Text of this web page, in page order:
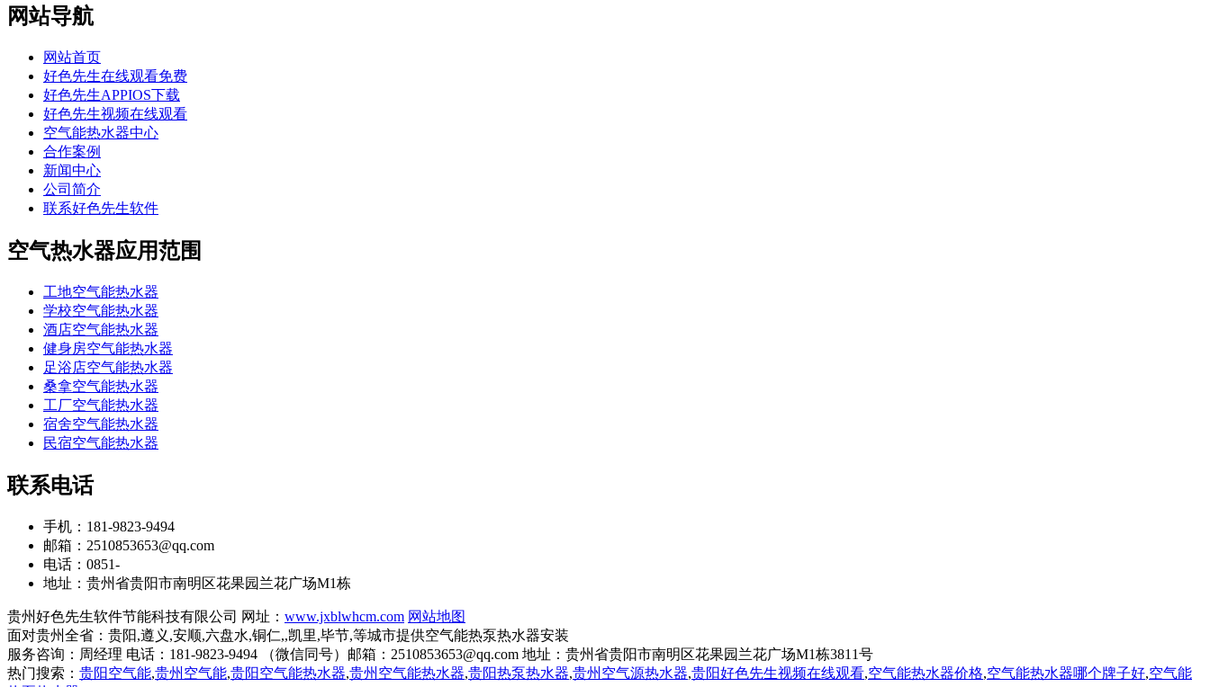
网站导航
网站首页
好色先生在线观看免费
好色先生APPIOS下载
好色先生视频在线观看
空气能热水器中心
合作案例
新闻中心
公司简介
联系好色先生软件
空气热水器应用范围
工地空气能热水器
学校空气能热水器
酒店空气能热水器
健身房空气能热水器
足浴店空气能热水器
桑拿空气能热水器
工厂空气能热水器
宿舍空气能热水器
民宿空气能热水器
联系电话
手机：181-9823-9494
邮箱：2510853653@qq.com
电话：0851-
地址：贵州省贵阳市南明区花果园兰花广场M1栋
贵州好色先生软件节能科技有限公司 网址： www.jxblwhcm.com 网站地图
面对贵州全省：贵阳,遵义,安顺,六盘水,铜仁,,凯里,毕节,等城市提供空气能热泵热水器安装
服务咨询：周经理 电话：181-9823-9494 （微信同号）邮箱：2510853653@qq.com 地址：贵州省贵阳市南明区花果园兰花广场M1栋3811号
热门搜索： 贵阳空气能,贵州空气能,贵阳空气能热水器,贵州空气能热水器,贵阳热泵热水器,贵州空气源热水器,贵阳好色先生视频在线观看,空气能热水器价格,空气能热水器哪个牌子好,空气能